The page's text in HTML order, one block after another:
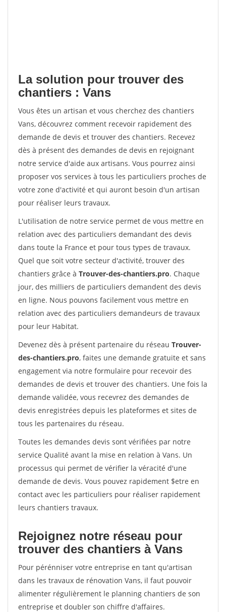
La solution pour trouver des
chantiers : Vans
Vous êtes un artisan et vous cherchez des chantiers
Vans, découvrez comment recevoir rapidement des
demande de devis et trouver des chantiers. Recevez
dès à présent des demandes de devis en rejoignant
notre service d'aide aux artisans. Vous pourrez ainsi
proposer vos services à tous les particuliers proches de
votre zone d'activité et qui auront besoin d'un artisan
pour réaliser leurs travaux.
L'utilisation de notre service permet de vous mettre en
relation avec des particuliers demandant des devis
dans toute la France et pour tous types de travaux.
Quel que soit votre secteur d'activité, trouver des
chantiers grâce à Trouver-des-chantiers.pro. Chaque
jour, des milliers de particuliers demandent des devis
en ligne. Nous pouvons facilement vous mettre en
relation avec des particuliers demandeurs de travaux
pour leur Habitat.
Devenez dès à présent partenaire du réseau Trouver-
des-chantiers.pro, faites une demande gratuite et sans
engagement via notre formulaire pour recevoir des
demandes de devis et trouver des chantiers. Une fois la
demande validée, vous recevrez des demandes de
devis enregistrées depuis les plateformes et sites de
tous les partenaires du réseau.
Toutes les demandes devis sont vérifiées par notre
service Qualité avant la mise en relation à Vans. Un
processus qui permet de vérifier la véracité d'une
demande de devis. Vous pouvez rapidement $etre en
contact avec les particuliers pour réaliser rapidement
leurs chantiers travaux.
Rejoignez notre réseau pour
trouver des chantiers à Vans
Pour pérénniser votre entreprise en tant qu'artisan
dans les travaux de rénovation Vans, il faut pouvoir
alimenter régulièrement le planning chantiers de son
entreprise et doubler son chiffre d'affaires.